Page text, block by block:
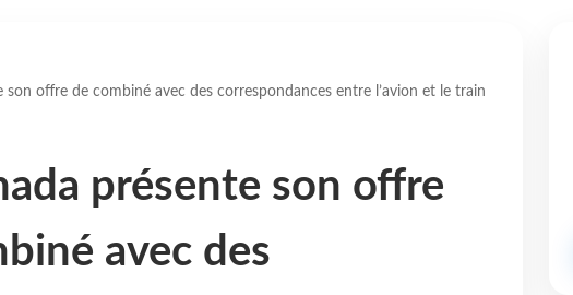
son offre de combiné avec des correspondances entre l’avion et le train
présente son offre
avec des